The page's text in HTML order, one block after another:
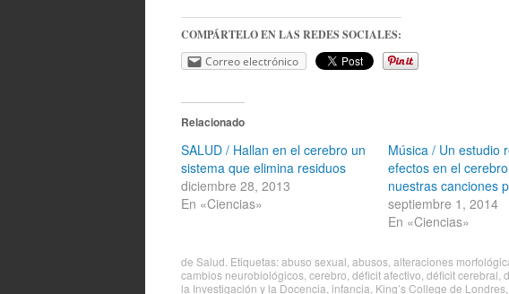
COMPÁRTELO EN LAS REDES SOCIALES:
Correo electrónico
Relacionado
SALUD / Hallan en el cerebro un
sistema que elimina residuos
diciembre 28, 2013
En «Ciencias»
Música / Un estudio
efectos en el
nuestras canciones
septiembre 1, 2014
En «Ciencias»
de Salud . Etiquetas:abuso sexual abusos alteraciones
cambios neurobiológicos cerebro déficit afectivo déficit cerebral
la Investigación y la Docencia infancia King’s College de Londres